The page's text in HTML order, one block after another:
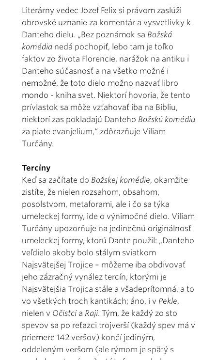
Literárny vedec Jozef Felix si právom zaslúži
obrovské uznanie za komentár a vysvetlivky k
Danteho dielu. „Bez poznámok sa Božská
komédia nedá pochopiť, lebo tam je toľko
faktov zo života Florencie, narážok na antiku i
Danteho súčasnosť a na všetko možné i
nemožné, že toto dielo možno nazvať libro
mondo - kniha svet. Niektorí hovoria, že tento
prívlastok sa môže vzťahovať iba na Bibliu,
niektorí zas pokladajú Danteho Božskú komédiu
za piate evanjelium,“ zdôrazňuje Viliam
Turčány.
Tercíny
Keď sa začítate do Božskej komédie, okamžite
zistíte, že nielen rozsahom, obsahom,
posolstvom, metaforami, ale i čo sa týka
umeleckej formy, ide o výnimočné dielo. Viliam
Turčány upozorňuje na jedinečnú originálnosť
umeleckej formy, ktorú Dante použil: „Danteho
veľdielo akoby bolo stálym sviatkom
Najsvätejšej Trojice – môžeme iba obdivovať
jeho zázračný vynález tercín, ktorými je
Najsvätejšia Trojica stále a všadeprítomná, a to
vo všetkých troch kantikách; áno, i v Pekle,
nielen v Očistci a Raji. Tým, že každý zo sto
spevov sa po reťazci trojverší (každý spev má v
priemere 142 veršov) končí jediným,
oddeleným veršom (ale rýmom je spätý s